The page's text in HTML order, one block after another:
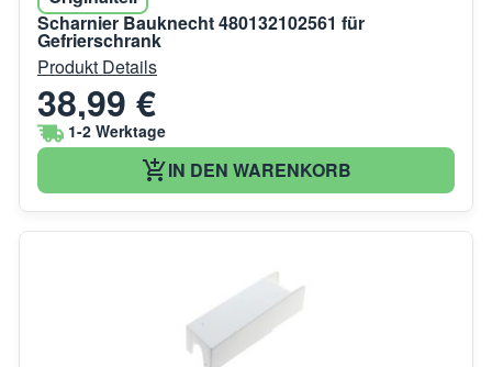
Scharnier Bauknecht 480132102561 für
Gefrierschrank
Produkt Details
38,99 €
1-2 Werktage
IN DEN WARENKORB